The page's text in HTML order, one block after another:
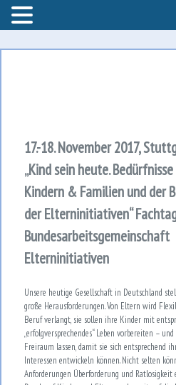
17.-18. November 2017,
„Kind sein heute.
Kindern & Familien und der
der Elterninitiativen“
Bundesarbeitsgemeinschaft
Elterninitiativen
Unsere heutige Gesellschaft in Deutschland
große Herausforderungen. Von Eltern wird
Beruf verlangt, sie sollen ihre Kinder mit
„erfolgversprechendes“ Leben vorbereiten –
Freiraum lassen, damit sie sich entsprechend
Interessen entwickeln können. Nicht selten
Anforderungen Überforderung und